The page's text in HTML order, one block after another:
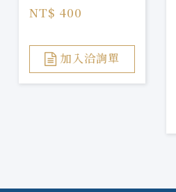
NT$ 400
加入洽詢單